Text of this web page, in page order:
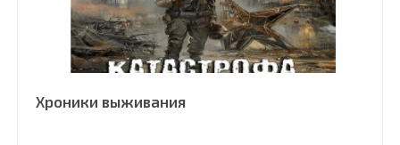
Хроники выживания